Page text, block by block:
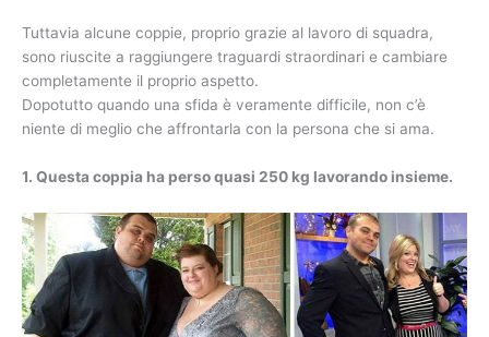
Tuttavia alcune coppie, proprio grazie al lavoro di squadra,
sono riuscite a raggiungere traguardi straordinari e cambiare
completamente il proprio aspetto.
Dopotutto quando una sfida è veramente difficile, non c’è
niente di meglio che affrontarla con la persona che si ama.
1. Questa coppia ha perso quasi 250 kg lavorando insieme.